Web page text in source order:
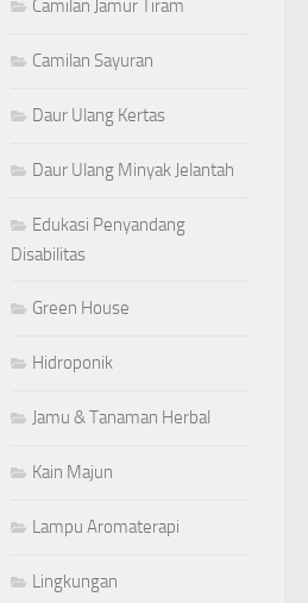
Camilan Jamur Tiram
Camilan Sayuran
Daur Ulang Kertas
Daur Ulang Minyak Jelantah
Edukasi Penyandang
Disabilitas
Green House
Hidroponik
Jamu & Tanaman Herbal
Kain Majun
Lampu Aromaterapi
Lingkungan